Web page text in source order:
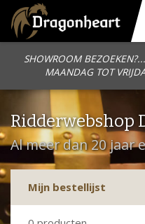
SHOWROOM
MAANDAG TOT
Ridderwebshop
Al meer dan 20 jaar
Mijn bestellijst